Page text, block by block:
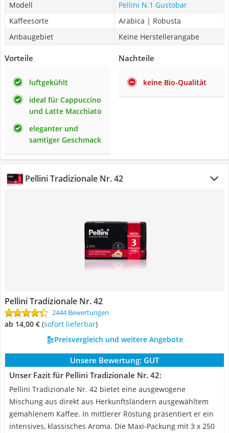
Modell
Pellini N.1 Gustobar
Kaffeesorte
Arabica | Robusta
Anbaugebiet
Keine Herstellerangabe
Vorteile
luftgekühlt
ideal für Cappuccino
und Latte Macchiato
eleganter und
samtiger Geschmack
Nachteile
keine Bio-Qualität
Pellini Tradizionale Nr. 42
Pellini Tradizionale Nr. 42
2444 Bewertungen
ab 14,00 € ( Sofort lieferbar)
Preisvergleich und weitere Angebote
Unsere Bewertung: GUT
Unser Fazit für Pellini Tradizionale Nr. 42:
Pellini Tradizionale Nr. 42 bietet eine ausgewogene
Mischung aus direkt aus Herkunftsländern ausgewähltem
gemahlenem Kaffee. In mittlerer Röstung präsentiert er ein
intensives, klassisches Aroma. Die Maxi-Packung mit 3 x 250